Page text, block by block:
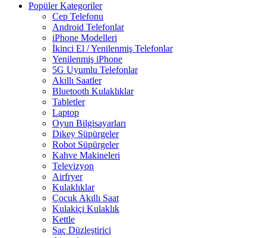
Popüler Kategoriler
Cep Telefonu
Android Telefonlar
iPhone Modelleri
İkinci El / Yenilenmiş Telefonlar
Yenilenmiş iPhone
5G Uyumlu Telefonlar
Akıllı Saatler
Bluetooth Kulaklıklar
Tabletler
Laptop
Oyun Bilgisayarları
Dikey Süpürgeler
Robot Süpürgeler
Kahve Makineleri
Televizyon
Airfryer
Kulaklıklar
Çocuk Akıllı Saat
Kulakiçi Kulaklık
Kettle
Saç Düzleştirici